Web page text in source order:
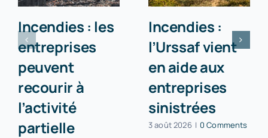
Incendies : les
entreprises
peuvent
recourir à
l’activité
partielle
Incendies :
l’Urssaf vient
en aide aux
entreprises
sinistrées
3 août 2026 | 0 Comments